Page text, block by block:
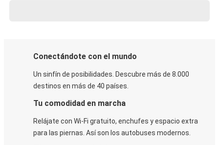
Conectándote con el mundo
Un sinfín de posibilidades. Descubre más de 8.000
destinos en más de 40 países.
Tu comodidad en marcha
Relájate con Wi-Fi gratuito, enchufes y espacio extra
para las piernas. Así son los autobuses modernos.